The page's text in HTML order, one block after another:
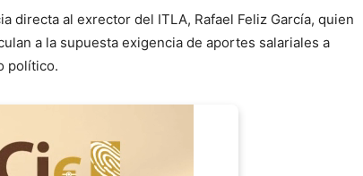
directa al exrector del ITLA, Rafael Feliz García, quien
a la supuesta exigencia de aportes salariales a
político.